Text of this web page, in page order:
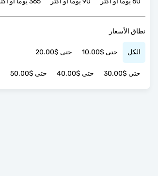
نطاق الأسعار
الكل حتى $10.00 حتى $20.00
حتى $30.00 حتى $40.00 حتى $50.00